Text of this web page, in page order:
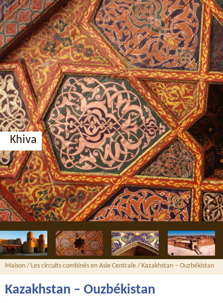
Boukhara, médersa Nadir Divan-begui
Maison / Les circuits combinés en Asie Centrale / Kazakhstan – Ouzbékistan
Kazakhstan – Ouzbékistan